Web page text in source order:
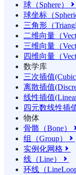
球（Sphere） 
球坐标（
三角形（
二维向量（
三维向量（
四维向量（
数学库
三次插值
离散插值
线性插值
四元数线性插
物体
骨骼（Bone）
组（Group） 
实例化网格 
线（Line） 
环线（LineLoop